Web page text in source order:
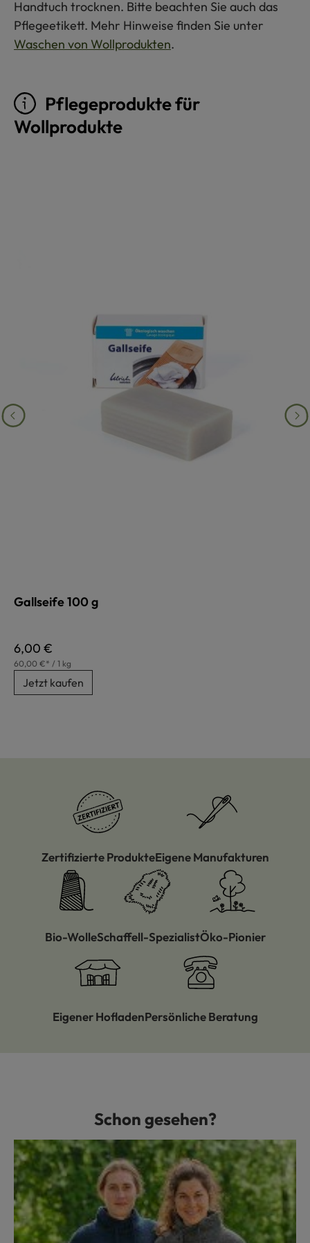
Handtuch trocknen. Bitte beachten Sie auch das
Pflegeetikett. Mehr Hinweise finden Sie unter
Waschen von Wollprodukten.
Pflegeprodukte für
Wollprodukte
Gallseife 100 g
Regulärer Preis:
6,00 €
60,00 €* / 1 kg
Jetzt kaufen
Zertifizierte ProdukteEigene Manufakturen
Bio-WolleSchaffell-SpezialistÖko-Pionier
Eigener HofladenPersönliche Beratung
Produktgalerie überspringenSchon gesehen?